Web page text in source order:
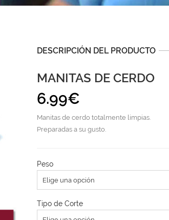
DESCRIPCIÓN DEL PRODUCTO
MANITAS DE CERDO
6.99€
Manitas de cerdo totalmente limpias.
Preparadas a su gusto.
Peso
Tipo de Corte